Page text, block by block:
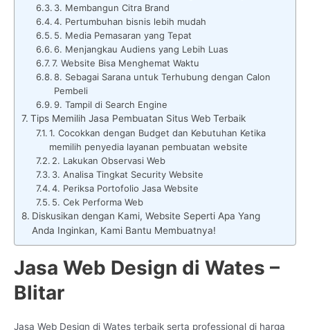
3. Membangun Citra Brand
4. Pertumbuhan bisnis lebih mudah
5. Media Pemasaran yang Tepat
6. Menjangkau Audiens yang Lebih Luas
7. Website Bisa Menghemat Waktu
8. Sebagai Sarana untuk Terhubung dengan Calon
Pembeli
9. Tampil di Search Engine
Tips Memilih Jasa Pembuatan Situs Web Terbaik
1. Cocokkan dengan Budget dan Kebutuhan Ketika
memilih penyedia layanan pembuatan website
2. Lakukan Observasi Web
3. Analisa Tingkat Security Website
4. Periksa Portofolio Jasa Website
5. Cek Performa Web
Diskusikan dengan Kami, Website Seperti Apa Yang
Anda Inginkan, Kami Bantu Membuatnya!
Jasa Web Design di Wates –
Blitar
Jasa Web Design di Wates terbaik serta professional di harga